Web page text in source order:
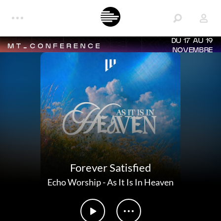
DU 17 AU 19
NOVEMBRE
Forever Satisfied
Echo Worship-As It Is In Heaven